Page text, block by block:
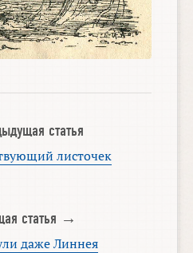
статья
листочек
статья →
даже Линнея